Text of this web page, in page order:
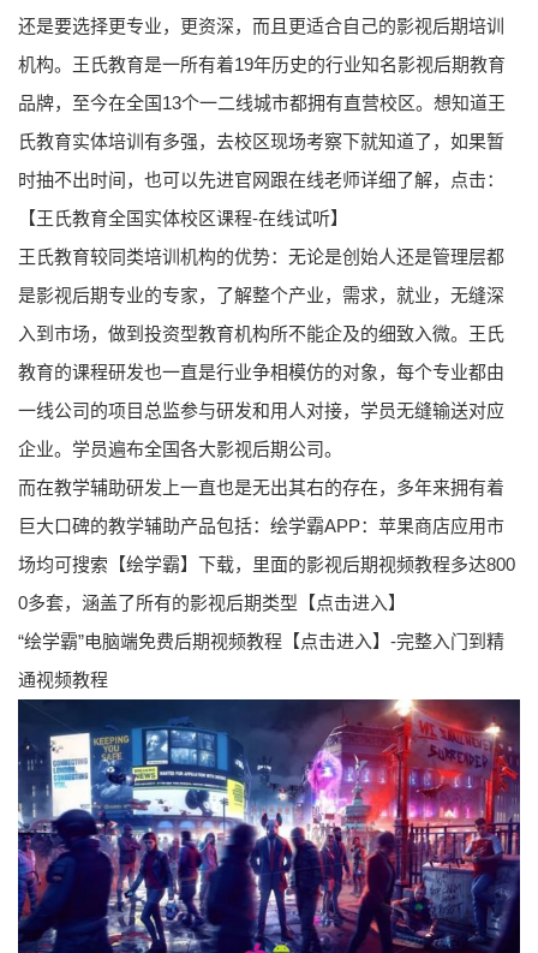
还是要选择更专业，更资深，而且更适合自己的影视后期培训
机构。王氏教育是一所有着19年历史的行业知名影视后期教育
品牌，至今在全国13个一二线城市都拥有直营校区。想知道王
氏教育实体培训有多强，去校区现场考察下就知道了，如果暂
时抽不出时间，也可以先进官网跟在线老师详细了解，点击：
【王氏教育全国实体校区课程-在线试听】
王氏教育较同类培训机构的优势：无论是创始人还是管理层都
是影视后期专业的专家，了解整个产业，需求，就业，无缝深
入到市场，做到投资型教育机构所不能企及的细致入微。王氏
教育的课程研发也一直是行业争相模仿的对象，每个专业都由
一线公司的项目总监参与研发和用人对接，学员无缝输送对应
企业。学员遍布全国各大影视后期公司。
而在教学辅助研发上一直也是无出其右的存在，多年来拥有着
巨大口碑的教学辅助产品包括：绘学霸APP：苹果商店应用市
场均可搜索【绘学霸】下载，里面的影视后期视频教程多达800
0多套，涵盖了所有的影视后期类型【点击进入】
“绘学霸”电脑端免费后期视频教程【点击进入】-完整入门到精
通视频教程